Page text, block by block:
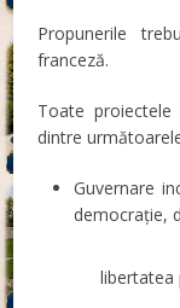
Propunerile
franceză.
Toate
dintre
Guvernare
democrație,
libertatea